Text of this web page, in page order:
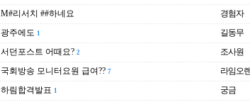
M#리서치 ##하네요 경험자
광주에도 1 길동무
서던포스트 어때요? 2 조사원
국회방송 모니터요원 급여?? 7 라임오
하림합격발표 1 궁금